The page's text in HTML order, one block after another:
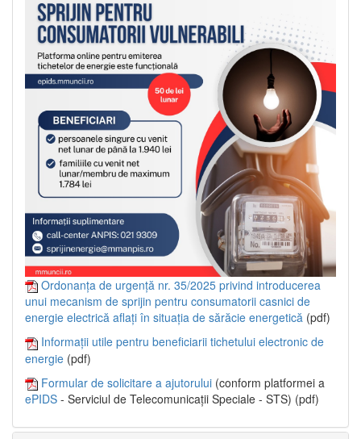
Ordonanța de urgență nr. 35/2025 privind introducerea
unui mecanism de sprijin pentru consumatorii casnici de
energie electrică aflați în situația de sărăcie energetică (pdf)
Informații utile pentru beneficiarii tichetului electronic de
energie (pdf)
Formular de solicitare a ajutorului (conform platformei a
ePIDS - Serviciul de Telecomunicații Speciale - STS) (pdf)